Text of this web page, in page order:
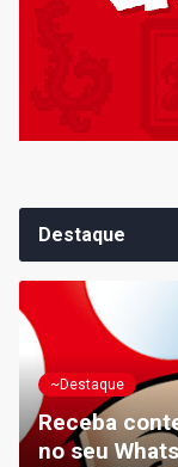
Destaque
~Destaque
Receba
no seu